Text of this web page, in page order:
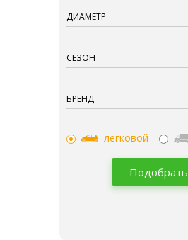
ДИАМЕТР
СЕЗОН
БРЕНД
легковой
Подобрать